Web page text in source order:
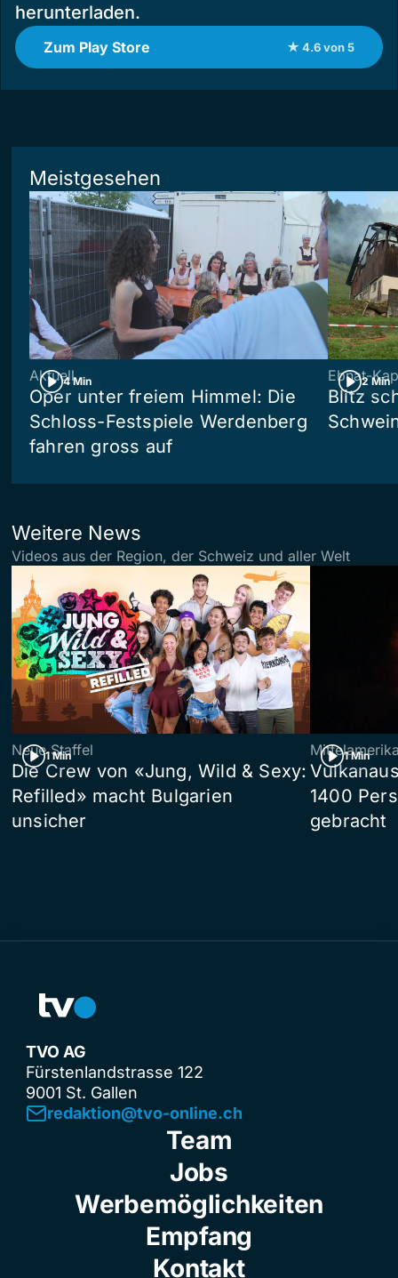
herunterladen.
Zum Play Store ★ 4.6 von 5
Meistgesehen
4 Min
Aktuell
Oper unter freiem Himmel: Die
Schloss-Festspiele Werdenberg
fahren gross auf
2 Min
Ebnat-
Blitz
Weitere News
Videos aus der Region, der Schweiz und aller Welt
1 Min
Neue Staffel
Die Crew von «Jung, Wild & Sexy:
Refilled» macht Bulgarien
unsicher
1 Min
1400
gebracht
TVO AG
Fürstenlandstrasse 122
9001 St. Gallen
redaktion@tvo-online.ch
Team
Jobs
Werbemöglichkeiten
Empfang
Kontakt